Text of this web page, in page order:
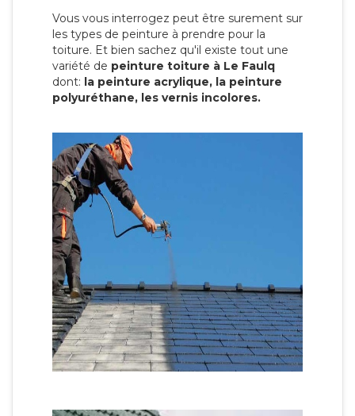
Vous vous interrogez peut être surement sur
les types de peinture à prendre pour la
toiture. Et bien sachez qu'il existe tout une
variété de peinture toiture à Le Faulq
dont: la peinture acrylique, la peinture
polyuréthane, les vernis incolores.